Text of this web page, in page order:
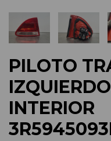
PILOTO
IZQUIERDO
INTERIOR